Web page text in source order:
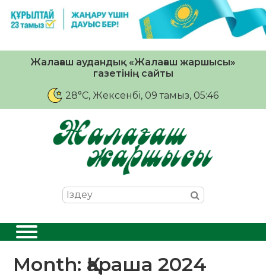
Жалағаш аудандық «Жалағаш жаршысы»
газетінің сайты
28°C, Жексенбі, 09 тамыз, 05:46
Month: Қараша 2024